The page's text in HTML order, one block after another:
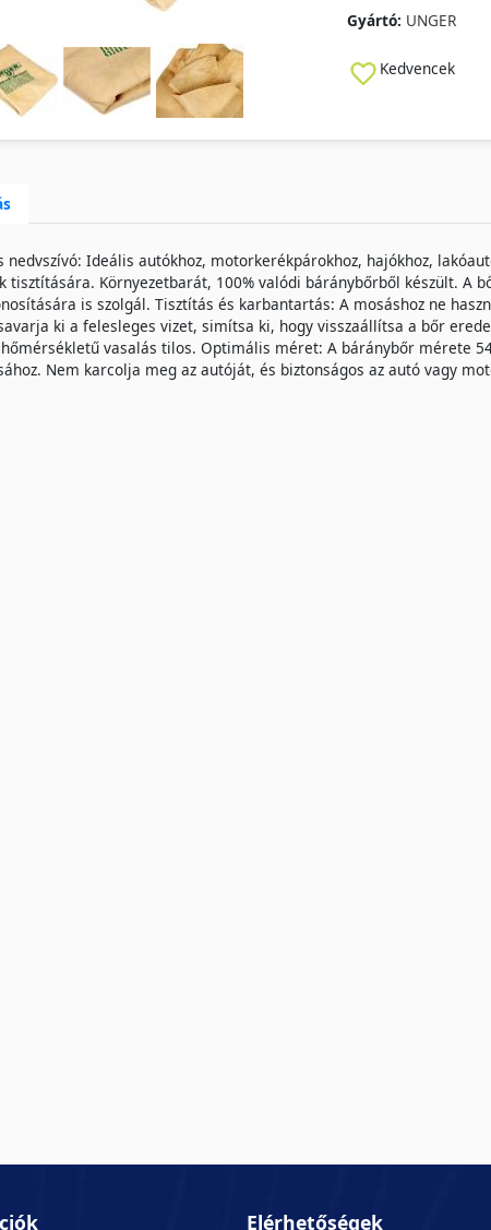
Gyártó: UNGER
Kedvencek
nedvszívó: Ideális autókhoz, motorkerékpárokhoz, hajókhoz,
tisztítására. Környezetbarát, 100% valódi báránybőrből készült. A
is szolgál. Tisztítás és karbantartás: A mosáshoz ne
ki a felesleges vizet, simítsa ki, hogy visszaállítsa a bőr
vasalás tilos. Optimális méret: A báránybőr mérete
Nem karcolja meg az autóját, és biztonságos az autó vagy
Elérhetőségek